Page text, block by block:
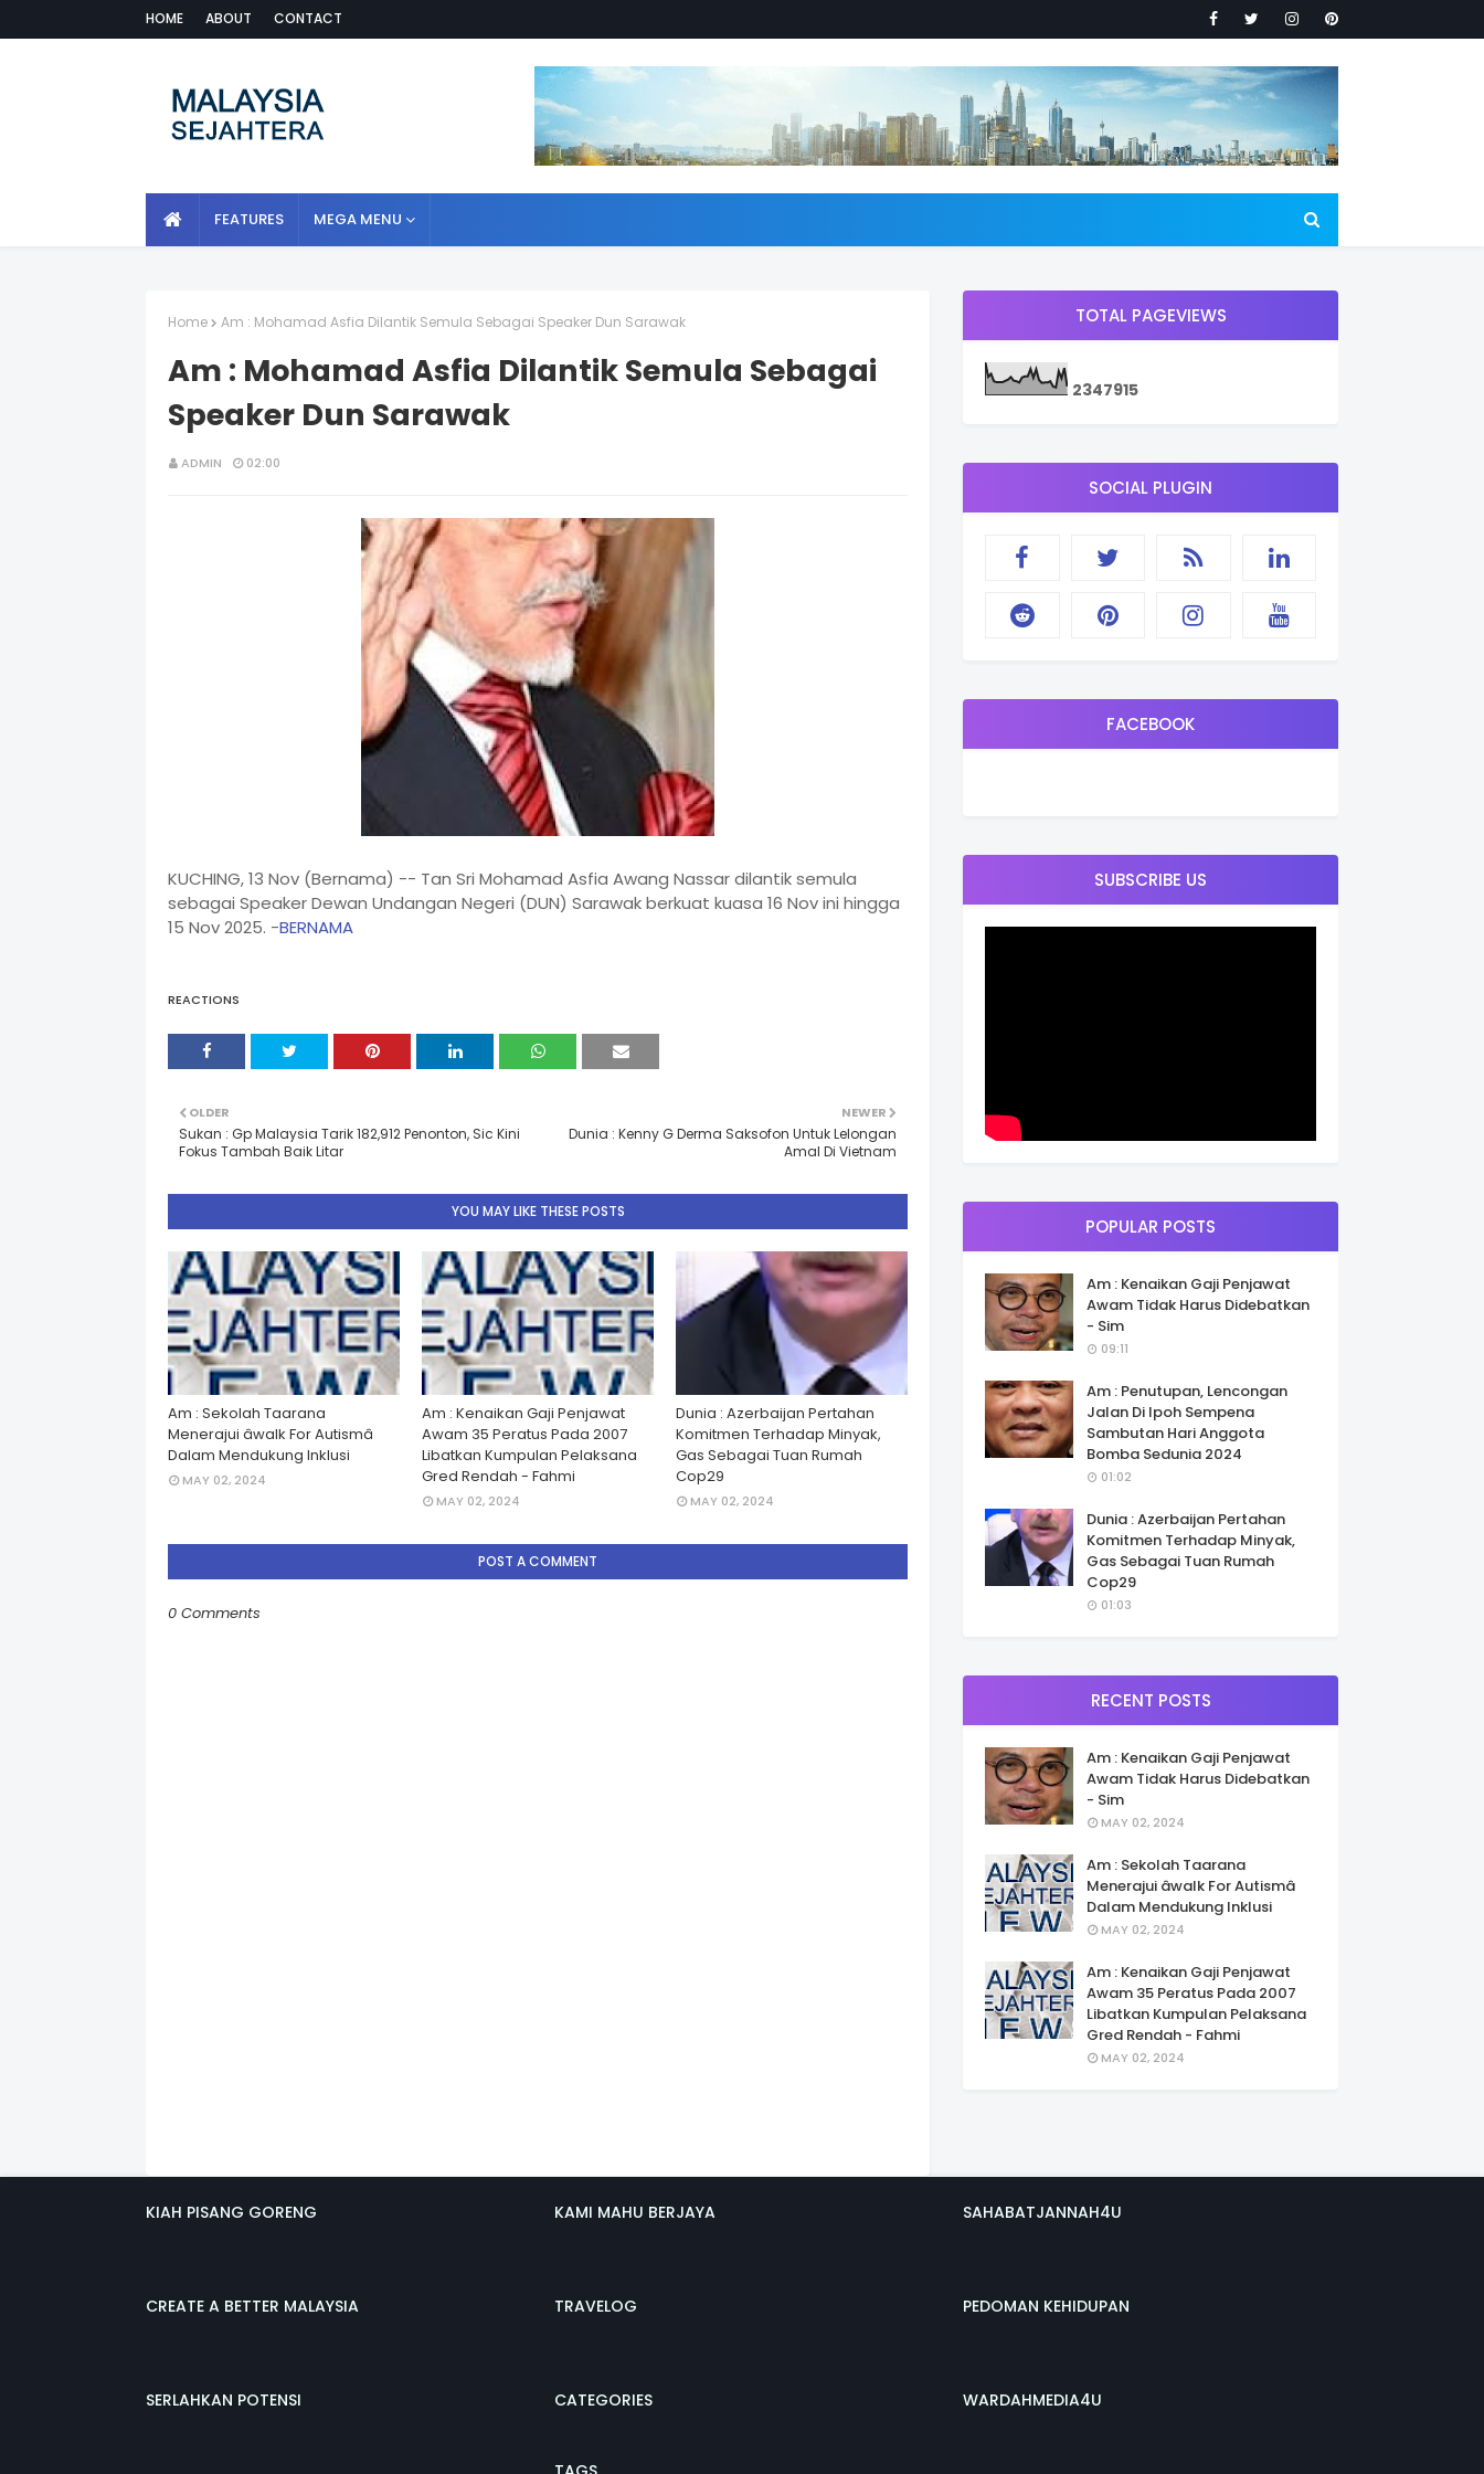
HOME ABOUT CONTACT
FEATURES MEGA MENU
Home Am : Mohamad Asfia Dilantik Semula Sebagai Speaker Dun Sarawak
Am : Mohamad Asfia Dilantik Semula Sebagai
Speaker Dun Sarawak
ADMIN 02:00
KUCHING, 13 Nov (Bernama) -- Tan Sri Mohamad Asfia Awang Nassar dilantik semula
sebagai Speaker Dewan Undangan Negeri (DUN) Sarawak berkuat kuasa 16 Nov ini hingga
15 Nov 2025. -BERNAMA
REACTIONS
NEWER
Dunia : Kenny G Derma Saksofon Untuk Lelongan
Amal Di Vietnam
OLDER
Sukan : Gp Malaysia Tarik 182,912 Penonton, Sic Kini
Fokus Tambah Baik Litar
YOU MAY LIKE THESE POSTS
Am : Sekolah Taarana
Menerajui âwalk For Autismâ
Dalam Mendukung Inklusi
MAY 02, 2024
Am : Kenaikan Gaji Penjawat
Awam 35 Peratus Pada 2007
Libatkan Kumpulan Pelaksana
Gred Rendah - Fahmi
MAY 02, 2024
Dunia : Azerbaijan Pertahan
Komitmen Terhadap Minyak,
Gas Sebagai Tuan Rumah
Cop29
MAY 02, 2024
POST A COMMENT
0 Comments
TOTAL PAGEVIEWS
2347915
SOCIAL PLUGIN
FACEBOOK
SUBSCRIBE US
POPULAR POSTS
Am : Kenaikan Gaji Penjawat
Awam Tidak Harus Didebatkan
- Sim
09:11
Am : Penutupan, Lencongan
Jalan Di Ipoh Sempena
Sambutan Hari Anggota
Bomba Sedunia 2024
01:02
Dunia : Azerbaijan Pertahan
Komitmen Terhadap Minyak,
Gas Sebagai Tuan Rumah
Cop29
01:03
RECENT POSTS
Am : Kenaikan Gaji Penjawat
Awam Tidak Harus Didebatkan
- Sim
MAY 02, 2024
Am : Sekolah Taarana
Menerajui âwalk For Autismâ
Dalam Mendukung Inklusi
MAY 02, 2024
Am : Kenaikan Gaji Penjawat
Awam 35 Peratus Pada 2007
Libatkan Kumpulan Pelaksana
Gred Rendah - Fahmi
MAY 02, 2024
KIAH PISANG GORENG
CREATE A BETTER MALAYSIA
SERLAHKAN POTENSI
KAMI MAHU BERJAYA
TRAVELOG
CATEGORIES
SAHABATJANNAH4U
PEDOMAN KEHIDUPAN
WARDAHMEDIA4U